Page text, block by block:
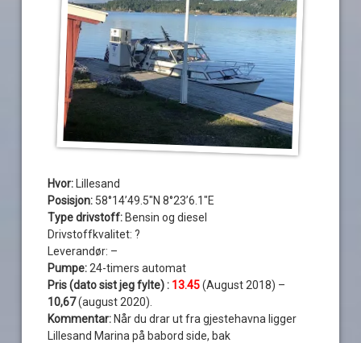
Hvor: Lillesand
Posisjon: 58°14’49.5″N 8°23’6.1″E
Type drivstoff: Bensin og diesel
Drivstoffkvalitet: ?
Leverandør: –
Pumpe: 24-timers automat
Pris (dato sist jeg fylte) : 13.45(August 2018) –
10,67(august 2020).
Kommentar: Når du drar ut fra gjestehavna ligger
Lillesand Marina på babord side, bak